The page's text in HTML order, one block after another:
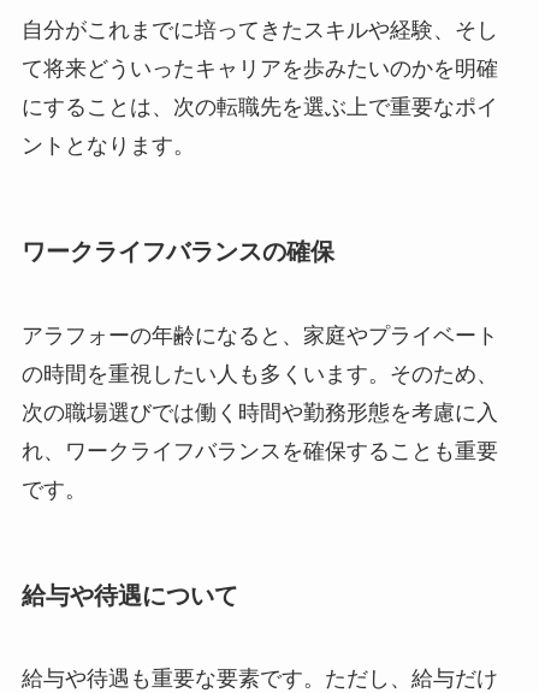
自分がこれまでに培ってきたスキルや経験、そし
て将来どういったキャリアを歩みたいのかを明確
にすることは、次の転職先を選ぶ上で重要なポイ
ントとなります。
ワークライフバランスの確保
アラフォーの年齢になると、家庭やプライベート
の時間を重視したい人も多くいます。そのため、
次の職場選びでは働く時間や勤務形態を考慮に入
れ、ワークライフバランスを確保することも重要
です。
給与や待遇について
給与や待遇も重要な要素です。ただし、給与だけ